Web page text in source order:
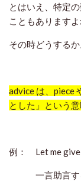
とはいえ、特定
こともありますよ
その時どうするか
advice は、piece
とした」という
例： Let me
一言助言す